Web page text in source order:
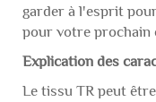
garder à l'esprit
pour votre prochain
Explication des
Le tissu TR peut